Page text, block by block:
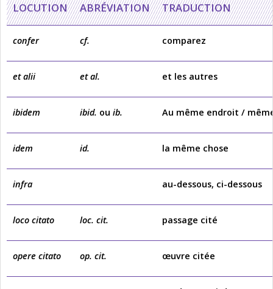
LOCUTION ABRÉVIATION TRADUCTION
confer cf. comparez
et alii et al. et les autres
ibidem ibid. ou ib. Au même endroit /
idem id. la même chose
infra au-dessous, ci-dessous
loco citato loc. cit. passage cité
opere citato op. cit. œuvre citée